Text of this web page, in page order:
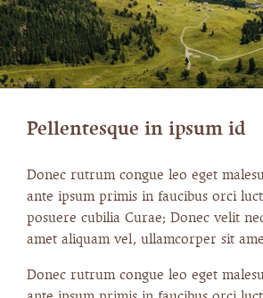
Pellentesque in ipsum id
Donec rutrum congue leo eget
ante ipsum primis in faucibus orci
posuere cubilia Curae; Donec velit
amet aliquam vel, ullamcorper sit
Donec rutrum congue leo eget